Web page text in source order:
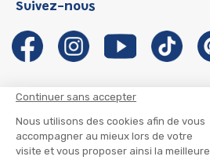
Continuer sans accepter
Nous utilisons des cookies afin de vous
accompagner au mieux lors de votre
visite et vous proposer ainsi la meilleure
Les Influenceuses
Migali
Petite Taupe
Notre histoire
Auzou s'engage
Auteurs et illustrateurs Auzou
Suivre mon colis
Infos consommateur
Suivez-nous
CGU
CGV